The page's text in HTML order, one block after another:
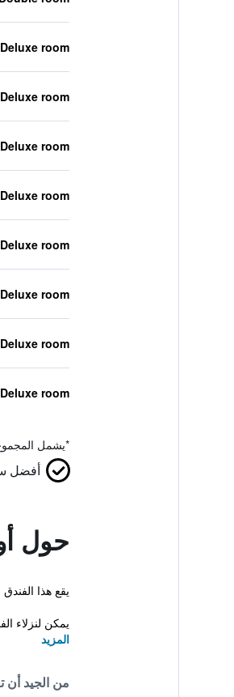
Deluxe room، نوع السرير غير معروف
Deluxe room، نوع السرير غير معروف
Deluxe room، نوع السرير غير معروف
Deluxe room، نوع السرير غير معروف
Deluxe room، نوع السرير غير معروف
Deluxe room، نوع السرير غير معروف
Deluxe room، نوع السرير غير معروف
Deluxe room، نوع السرير غير معروف
*يشمل
أفضل
حول
يقع هذا
يمكن لنزلاء
المزيد
من الجيد أن